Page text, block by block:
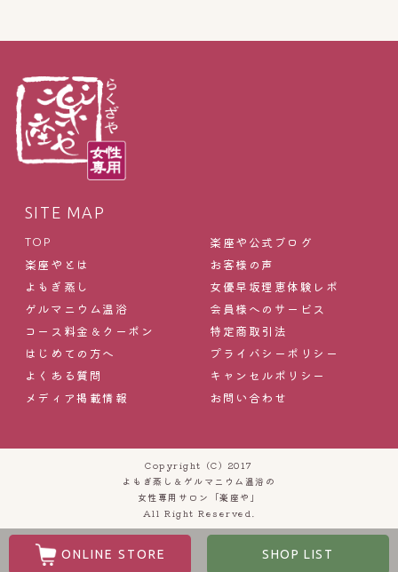
ONLINE STORE SHOP LIST
SITE MAP
TOP
楽座やとは
よもぎ蒸し
ゲルマニウム温浴
コース料金＆クーポン
はじめての方へ
よくある質問
メディア掲載情報
楽座や公式ブログ
お客様の声
女優早坂理恵体験レポ
会員様へのサービス
特定商取引法
プライバシーポリシー
キャンセルポリシー
お問い合わせ
Copyright (C) 2017
よもぎ蒸し＆ゲルマニウム温浴の
女性専用サロン「楽座や」
All Right Reserved.